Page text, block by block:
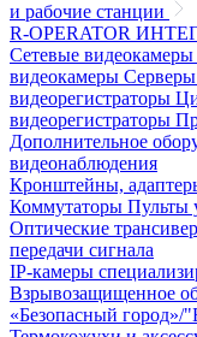
и рабочие станции
R-OPERATOR
Сетевые видеокамеры
видеокамеры
видеорегистраторы
видеорегистраторы
Дополнительное
видеонаблюдения
Кронштейны,
Коммутаторы Пульты
Оптические
передачи сигнала
IP-камеры
Взрывозащищенное
«Безопасный город»/